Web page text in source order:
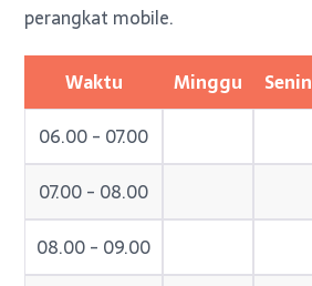
Waktu Minggu Senin
06.00 - 07.00
07.00 - 08.00
08.00 - 09.00